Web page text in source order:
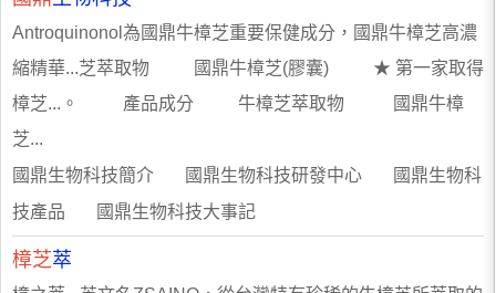
Antroquinonol為國鼎牛樟芝重要保健成分，國鼎牛樟芝高濃
縮精華...芝萃取物 國鼎牛樟芝(膠囊) ★ 第一家取得
樟芝...。 產品成分 牛樟芝萃取物 國鼎牛樟
芝...
國鼎生物科技簡介 國鼎生物科技研發中心 國鼎生物科
技產品 國鼎生物科技大事記
樟芝萃